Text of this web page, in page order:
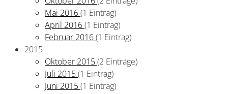
Mai 2016(1 Eintrag)
April 2016(1 Eintrag)
Februar 2016(1 Eintrag)
2015
Oktober 2015(2 Einträge)
Juli 2015(1 Eintrag)
Juni 2015(1 Eintrag)